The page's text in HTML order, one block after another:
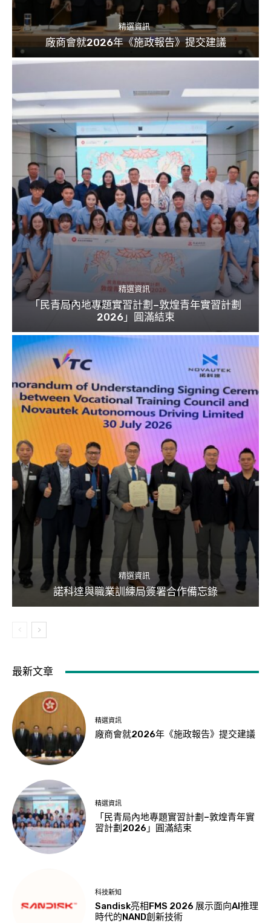
精選資訊
廠商會就2026年《施政報告》提交建議
精選資訊
「民青局內地專題實習計劃–敦煌青年實習計劃
2026」圓滿結束
精選資訊
諾科達與職業訓練局簽署合作備忘錄
最新文章
精選資訊
廠商會就2026年《施政報告》提交建議
精選資訊
「民青局內地專題實習計劃–敦煌青年實
習計劃2026」圓滿結束
科技新知
Sandisk亮相FMS 2026 展示面向AI推理
時代的NAND創新技術